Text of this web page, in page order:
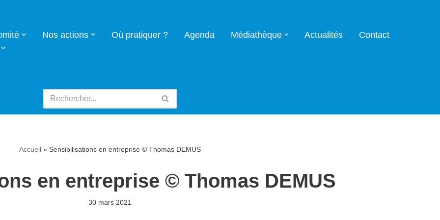
Nos actions Où pratiquer ? Agenda Médiathèque Actualités
Contact
Accueil» Sensibilisations en entreprise © Thomas DEMUS
en entreprise © Thomas DEMUS
30 mars 2021